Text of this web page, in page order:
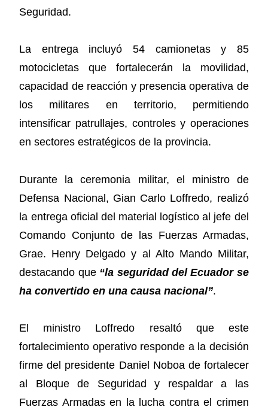
Seguridad.
La entrega incluyó 54 camionetas y 85
motocicletas que fortalecerán la movilidad,
capacidad de reacción y presencia operativa de
los militares en territorio, permitiendo
intensificar patrullajes, controles y operaciones
en sectores estratégicos de la provincia.
Durante la ceremonia militar, el ministro de
Defensa Nacional, Gian Carlo Loffredo, realizó
la entrega oficial del material logístico al jefe del
Comando Conjunto de las Fuerzas Armadas,
Grae. Henry Delgado y al Alto Mando Militar,
destacando que “la seguridad del Ecuador se
ha convertido en una causa nacional”.
El ministro Loffredo resaltó que este
fortalecimiento operativo responde a la decisión
firme del presidente Daniel Noboa de fortalecer
al Bloque de Seguridad y respaldar a las
Fuerzas Armadas en la lucha contra el crimen